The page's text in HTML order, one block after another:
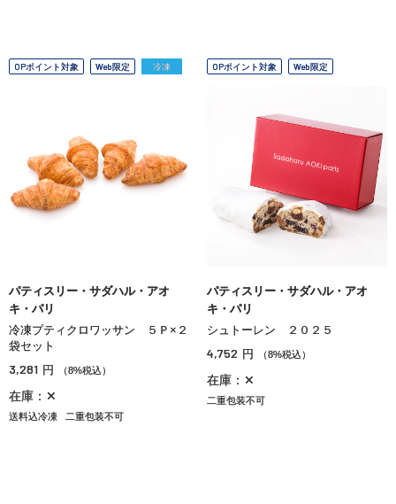
OPポイント対象 Web限定 冷凍
パティスリー・サダハル・アオ
キ・パリ
冷凍プティクロワッサン ５Ｐ×２
袋セット
3,281 円 （8%税込）
在庫：✕
送料込冷凍 二重包装不可
OPポイント対象 Web限定
パティスリー・サダハル・アオ
キ・パリ
シュトーレン ２０２５
4,752 円 （8%税込）
在庫：✕
二重包装不可